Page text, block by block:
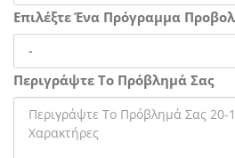
Επιλέξτε Ένα Πρόγραμμα
Περιγράψτε Το Πρόβλημά Σας